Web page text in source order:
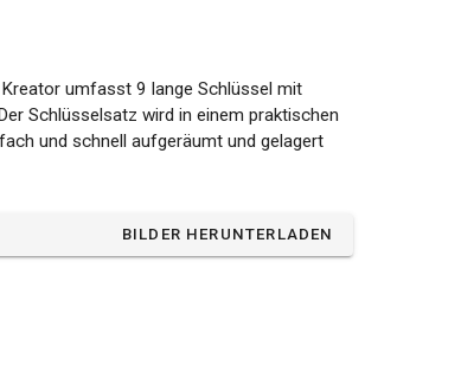
umfasst 9 lange Schlüssel mit
Schlüsselsatz wird in einem praktischen
und schnell aufgeräumt und gelagert
BILDER HERUNTERLADEN